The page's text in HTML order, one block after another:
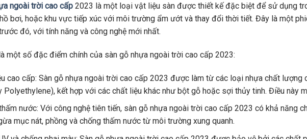
ngoài trời cao cấp 2023 là một loại vật liệu sàn được thiết kế đặc biệt để sử dụng
bơi, hoặc khu vực tiếp xúc với môi trường ẩm ướt và thay đổi thời tiết. Đây là một
đó, với tính năng và công nghệ mới nhất.
một số đặc điểm chính của sàn gỗ nhựa ngoài trời cao cấp 2023:
cao cấp: Sàn gỗ nhựa ngoài trời cao cấp 2023 được làm từ các loại nhựa chất lượng
Polyethylene), kết hợp với các chất liệu khác như bột gỗ hoặc sợi thủy tinh. Điều này
nước: Với công nghệ tiên tiến, sàn gỗ nhựa ngoài trời cao cấp 2023 có khả năng
mục nát, phồng và chống thấm nước từ môi trường xung quanh.